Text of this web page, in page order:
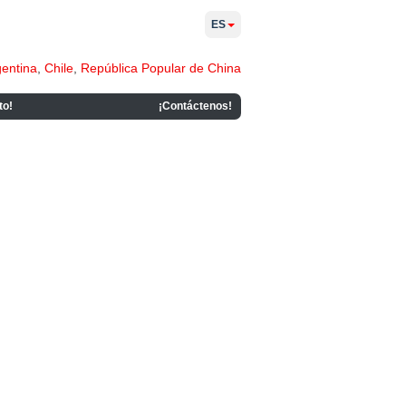
Chile República Popular de China
¡Contáctenos!
ES